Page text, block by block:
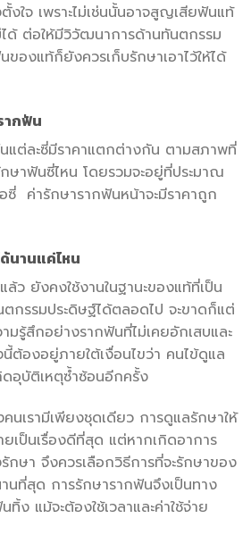
ใจ เพราะไม่เช่นนั้นอาจสูญเสียฟันแท้
ได้ ต่อให้มีวิวัฒนาการด้านทันตกรรม
ของแท้ก็ยังควรเก็บรักษาเอาไว้ให้ได้
ากฟัน
ะซี่มีราคาแตกต่างกัน ตามสภาพที่
ษาฟันซี่ไหน โดยรวมจะอยู่ที่ประมาณ
ค่ารักษารากฟันหน้าจะมีราคาถูก
นานแค่ไหน
ว ยังคงใช้งานในฐานะของแท้ที่เป็น
กรรมประดิษฐ์ได้ตลอดไป จะขาดก็แต่
มรู้สึกอย่างรากฟันที่ไม่เคยอักเสบและ
ต้องอยู่ภายใต้เงื่อนไขว่า คนไข้ดูแล
อุบัติเหตุซ้ำซ้อนอีกครั้ง
รามีเพียงชุดเดียว การดูแลรักษาให้
เป็นเรื่องดีที่สุด แต่หากเกิดอาการ
กษา จึงควรเลือกวิธีการที่จะรักษาของ
นที่สุด การรักษารากฟันจึงเป็นทาง
ง แม้จะต้องใช้เวลาและค่าใช้จ่าย